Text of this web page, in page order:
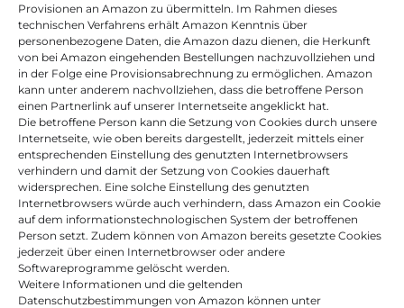
Provisionen an Amazon zu übermitteln. Im Rahmen dieses
technischen Verfahrens erhält Amazon Kenntnis über
personenbezogene Daten, die Amazon dazu dienen, die Herkunft
von bei Amazon eingehenden Bestellungen nachzuvollziehen und
in der Folge eine Provisionsabrechnung zu ermöglichen. Amazon
kann unter anderem nachvollziehen, dass die betroffene Person
einen Partnerlink auf unserer Internetseite angeklickt hat.
Die betroffene Person kann die Setzung von Cookies durch unsere
Internetseite, wie oben bereits dargestellt, jederzeit mittels einer
entsprechenden Einstellung des genutzten Internetbrowsers
verhindern und damit der Setzung von Cookies dauerhaft
widersprechen. Eine solche Einstellung des genutzten
Internetbrowsers würde auch verhindern, dass Amazon ein Cookie
auf dem informationstechnologischen System der betroffenen
Person setzt. Zudem können von Amazon bereits gesetzte Cookies
jederzeit über einen Internetbrowser oder andere
Softwareprogramme gelöscht werden.
Weitere Informationen und die geltenden
Datenschutzbestimmungen von Amazon können unter